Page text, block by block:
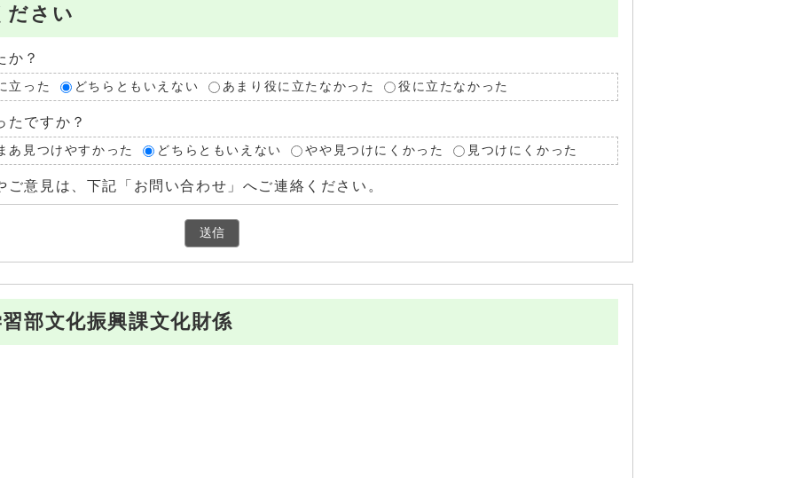
ださい
か？
立った どちらともいえない あまり役に立たなかった 役に立たなかった
たですか？
あ見つけやすかった どちらともいえない やや見つけにくかった 見つけにくかった
ご意見は、下記「お問い合わせ」へご連絡ください。
部文化振興課文化財係